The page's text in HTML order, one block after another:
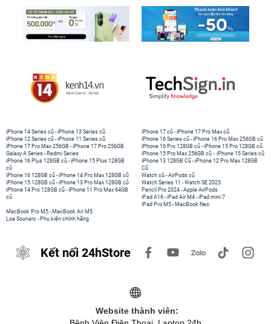
iPhone 14 Series cũ -iPhone 13 Series cũ
iPhone 12 Series cũ -iPhone 11 Series cũ
iPhone 17 Pro Max 256GB -iPhone 17 Pro 256GB
Galaxy A Series - Redmi Series
iPhone 17 cũ -iPhone 17 Pro Max cũ
iPhone 16 Series cũ - iPhone 16 Pro Max 256GB cũ
iPhone 16 Pro 128GB cũ -iPhone 15 Pro 128GB cũ
iPhone 15 Pro Max 256GB cũ - iPhone 15 Series cũ
iPhone 16 Plus 128GB cũ -iPhone 15 Plus 128GB
cũ
iPhone 16 128GB cũ -iPhone 14 Pro Max 128GB cũ
iPhone 15 128GB cũ -iPhone 13 Pro Max 128GB cũ
iPhone 14 Pro 128GB cũ -iPhone 11 Pro Max 64GB
cũ
iPhone 13 128GB Cũ -iPhone 12 Pro Max 128GB
Cũ
Watch cũ -AirPods cũ
Watch Series 11 -Watch SE 2025
Pencil Pro 2024 -Apple AirPods
iPad A16 -iPad Air M4 -iPad mini 7
iPad Pro M5 - MacBook Neo
MacBook Pro M5 - MacBook Air M5
Loa Sounarc - Phụ kiện chính hãng
Kết nối 24hStore
Website thành viên: